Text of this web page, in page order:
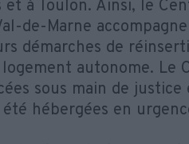
et à Toulon. Ainsi, le
de-Marne
démarches de
autonome. Le
sous main de
hébergées en